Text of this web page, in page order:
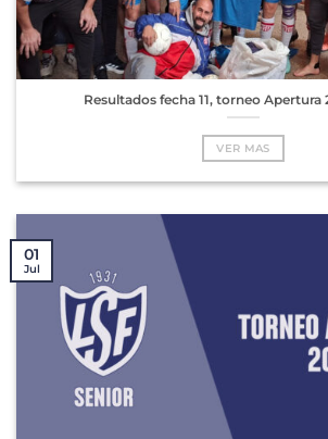
Resultados fecha 11, torneo Apertura
VER MAS
01
Jul